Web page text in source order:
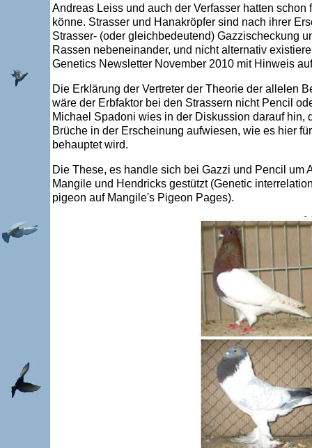
Andreas Leiss und auch der Verfasser hatten
könne. Strasser und Hanakröpfer sind nach ihrer
Strasser- (oder gleichbedeutend) Gazzischeckung
Rassen nebeneinander, und nicht alternativ
Genetics Newsletter November 2010 mit Hinweis
Die Erklärung der Vertreter der Theorie der allelen
wäre der Erbfaktor bei den Strassern nicht Pencil
Michael Spadoni wies in der Diskussion darauf
Brüche in der Erscheinung aufwiesen, wie es hier
behauptet wird.
Die These, es handle sich bei Gazzi und Pencil um
Mangile und Hendricks gestützt (Genetic
pigeon auf Mangile's Pigeon Pages).